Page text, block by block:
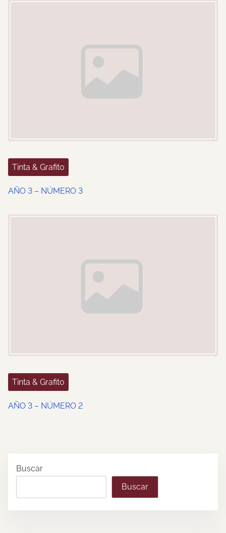
o
Tinta & Grafito
AÑO 3 – NÚMERO 3
Tinta & Grafito
AÑO 3 – NÚMERO 2
Buscar
Buscar